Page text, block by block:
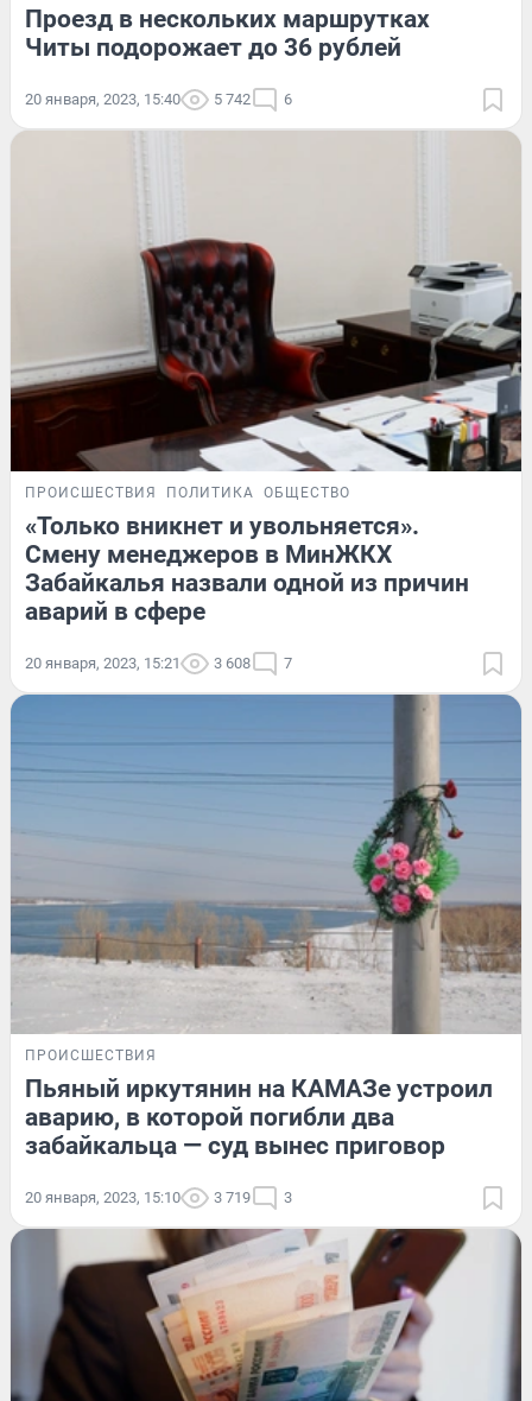
Проезд в нескольких маршрутках
Читы подорожает до 36 рублей
20 января, 2023, 15:40 5 742 6
ПРОИСШЕСТВИЯ ПОЛИТИКА ОБЩЕСТВО
«Только вникнет и увольняется».
Смену менеджеров в МинЖКХ
Забайкалья назвали одной из причин
аварий в сфере
20 января, 2023, 15:21 3 608 7
ПРОИСШЕСТВИЯ
Пьяный иркутянин на КАМАЗе устроил
аварию, в которой погибли два
забайкальца — суд вынес приговор
20 января, 2023, 15:10 3 719 3